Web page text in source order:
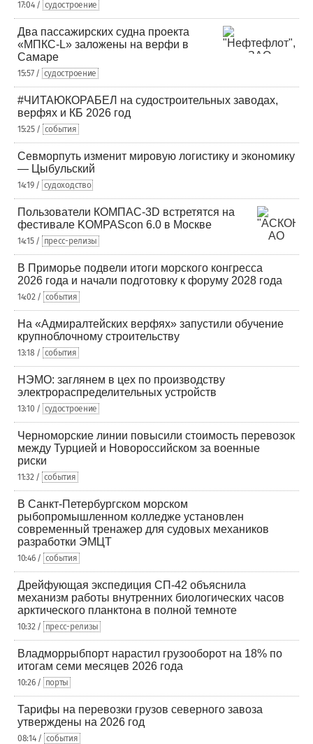
17:04 / судостроение
Два пассажирских судна проекта
«МПКС-L» заложены на верфи в
Самаре
15:57 / судостроение
#ЧИТАЮКОРАБЕЛ на судостроительных заводах,
верфях и КБ 2026 год
15:25 / события
Севморпуть изменит мировую логистику и экономику
— Цыбульский
14:19 / судоходство
Пользователи КОМПАС-3D встретятся на
фестивале KOMPAScon 6.0 в Москве
14:15 / пресс-релизы
В Приморье подвели итоги морского конгресса
2026 года и начали подготовку к форуму 2028 года
14:02 / события
На «Адмиралтейских верфях» запустили обучение
крупноблочному строительству
13:18 / события
НЭМО: заглянем в цех по производству
электрораспределительных устройств
13:10 / судостроение
Черноморские линии повысили стоимость перевозок
между Турцией и Новороссийском за военные
риски
11:32 / события
В Санкт-Петербургском морском
рыбопромышленном колледже установлен
современный тренажер для судовых механиков
разработки ЭМЦТ
10:46 / события
Дрейфующая экспедиция СП-42 объяснила
механизм работы внутренних биологических часов
арктического планктона в полной темноте
10:32 / пресс-релизы
Владморрыбпорт нарастил грузооборот на 18% по
итогам семи месяцев 2026 года
10:26 / порты
Тарифы на перевозки грузов северного завоза
утверждены на 2026 год
08:14 / события